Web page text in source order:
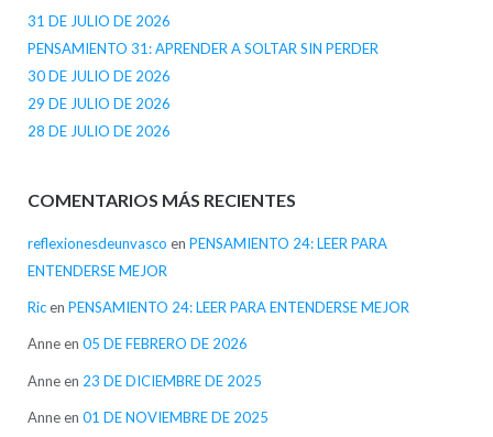
31 DE JULIO DE 2026
PENSAMIENTO 31: APRENDER A SOLTAR SIN PERDER
30 DE JULIO DE 2026
29 DE JULIO DE 2026
28 DE JULIO DE 2026
COMENTARIOS MÁS RECIENTES
reflexionesdeunvasco en PENSAMIENTO 24: LEER PARA
ENTENDERSE MEJOR
Ricen PENSAMIENTO 24: LEER PARA ENTENDERSE MEJOR
Anneen 05 DE FEBRERO DE 2026
Anneen 23 DE DICIEMBRE DE 2025
Anneen 01 DE NOVIEMBRE DE 2025